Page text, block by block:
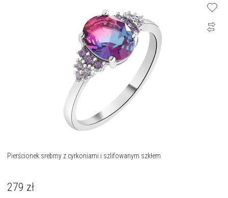
Pierścionek srebrny z cyrkoniami i szlifowanym szkłem
279 zł